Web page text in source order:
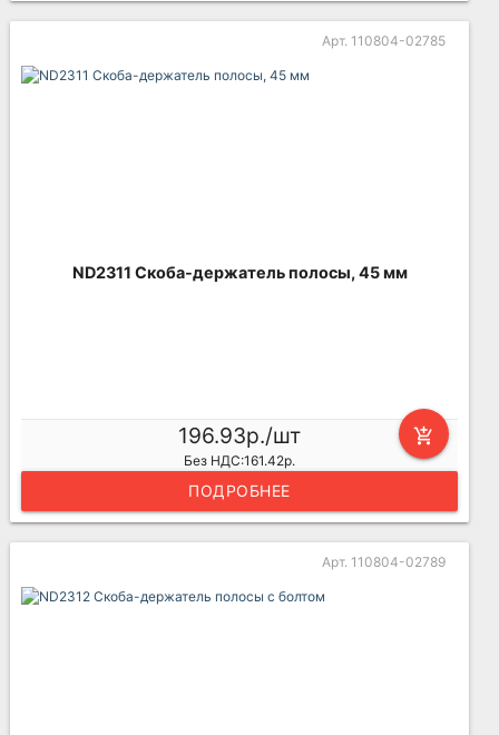
Арт. 110804-02785
ND2311 Скоба-держатель полосы, 45 мм
add_shopping_cart
196.93р./шт
Без НДС:161.42р.
ПОДРОБНЕЕ
Арт. 110804-02789